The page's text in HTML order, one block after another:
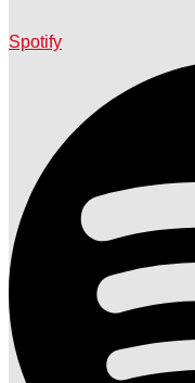
Spotify